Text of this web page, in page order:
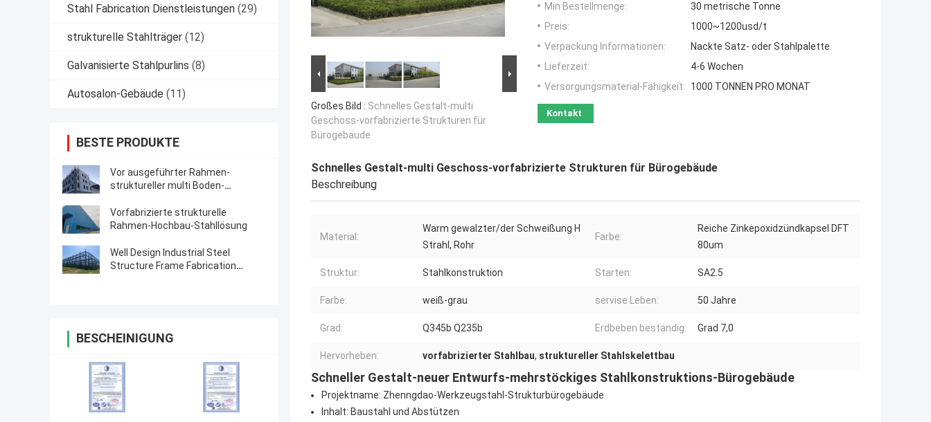
Stahl Fabrication Dienstleistungen (29)
strukturelle Stahlträger (12)
Galvanisierte Stahlpurlins (8)
Autosalon-Gebäude (11)
BESTE PRODUKTE
Vor ausgeführter Rahmen-
struktureller multi Boden-
Vorfabrizierte strukturelle
Rahmen-Hochbau-Stahllösung
Well Design Industrial Steel
Structure Frame Fabrication
BESCHEINIGUNG
Großes Bild : Schnelles Gestalt-multi
Geschoss-vorfabrizierte Strukturen für
Bürogebäude
Min Bestellmenge:
30 metrische Tonne
Preis:
1000~1200usd/t
Verpackung Informationen:
Nackte Satz- oder Stahlpalette
Lieferzeit:
4-6 Wochen
Versorgungsmaterial-Fähigkeit:
1000 TONNEN PRO MONAT
Kontakt
Schnelles Gestalt-multi Geschoss-vorfabrizierte Strukturen für Bürogebäude
Beschreibung
Material:
Warm gewalzter/der Schweißung H
Strahl, Rohr
Farbe:
Reiche Zinkepoxidzündkapsel DFT
80um
Struktur: Stahlkonstruktion Starten: SA2.5
Farbe: weiß-grau servise Leben: 50 Jahre
Grad: Q345b Q235b Erdbeben beständig: Grad 7,0
Hervorheben: vorfabrizierter Stahlbau, struktureller Stahlskelettbau
Schneller Gestalt-neuer Entwurfs-mehrstöckiges Stahlkonstruktions-Bürogebäude
Projektname: Zhenngdao-Werkzeugstahl-Strukturbürogebäude
Inhalt: Baustahl und Abstützen